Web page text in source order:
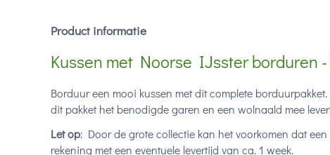
Product informatie
Kussen met Noorse IJsster borduren
Borduur een mooi kussen met dit complete
dit pakket het benodigde garen en een wolnaald mee
Let op: Door de grote collectie kan het voorkomen dat
rekening met een eventuele levertijd van ca. 1 week.